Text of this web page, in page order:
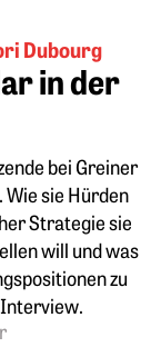
Dubourg
in der
bei Greiner
sie Hürden
Strategie sie
will und was
zu